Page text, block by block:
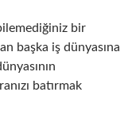
bir
başka iş dünyasına
batırmak
ticaret sektörüne